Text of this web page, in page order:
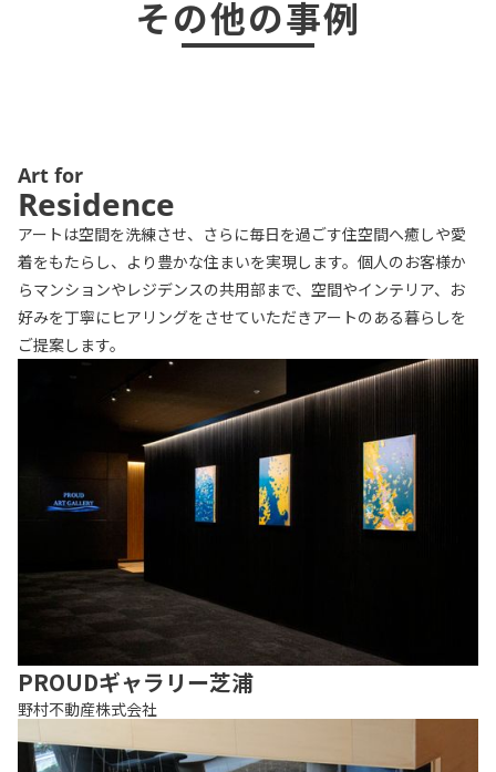
その他の事例
Art for
Residence
アートは空間を洗練させ、さらに毎日を過ごす住空間へ癒しや愛
着をもたらし、より豊かな住まいを実現します。個人のお客様か
らマンションやレジデンスの共用部まで、空間やインテリア、お
好みを丁寧にヒアリングをさせていただきアートのある暮らしを
ご提案します。
PROUDギャラリー芝浦
野村不動産株式会社